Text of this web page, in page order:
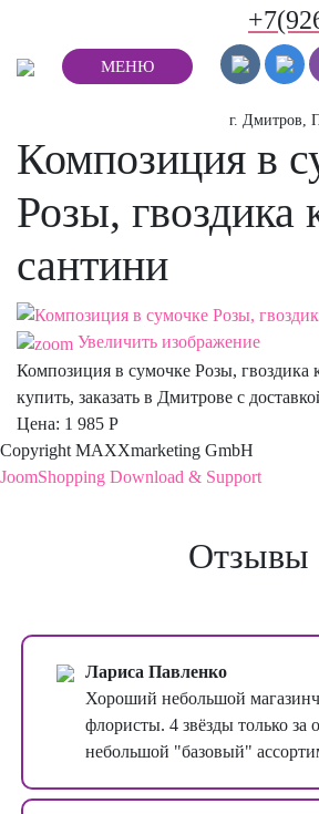
МЕНЮ
г. Дмитров,
Композиция в
Розы, гвоздика
сантини
Увеличить изображение
Композиция в сумочке Розы, гвоздика
купить, заказать в Дмитрове с
Цена: 1 985 Р
Copyright MAXXmarketing GmbH
JoomShopping Download & Support
Отзывы
Лариса Павленко
Хороший небольшой
флористы. 4 звёзды только за
небольшой "базовый"